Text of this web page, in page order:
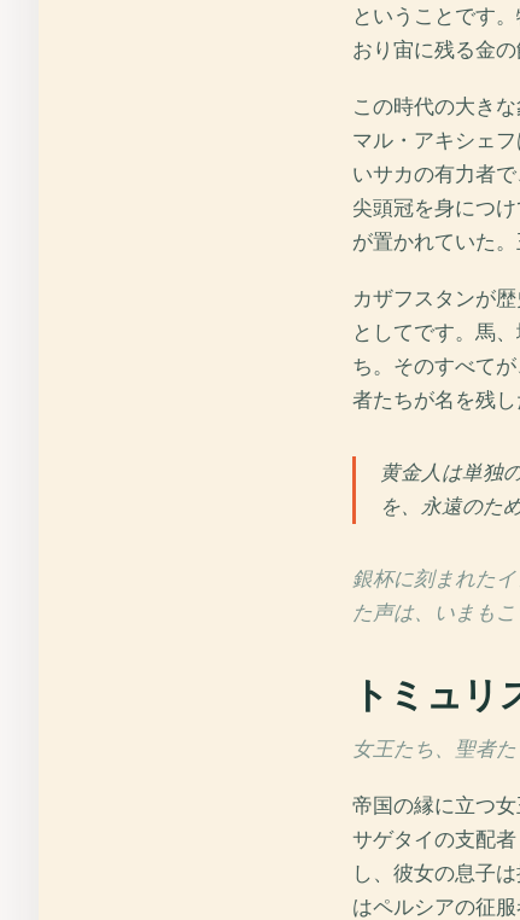
ということです
おり宙に残る金の
この時代の大き
マル・アキシェ
いサカの有力者
尖頭冠を身につ
が置かれていた
カザフスタンが
としてです。馬
ち。そのすべて
者たちが名を残
黄金人は単独
を、永遠のた
銀杯に刻まれた
た声は、いまも
トミュリ
女王たち、聖者
帝国の縁に立つ
サゲタイの支配
し、彼女の息子
はペルシアの征